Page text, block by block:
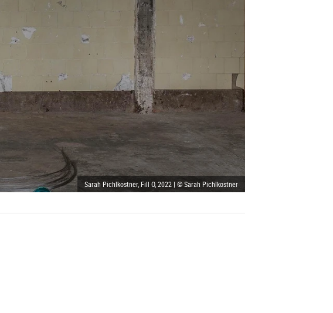
Sarah Pichlkostner, Fill O, 2022 | © Sarah Pichlkostner